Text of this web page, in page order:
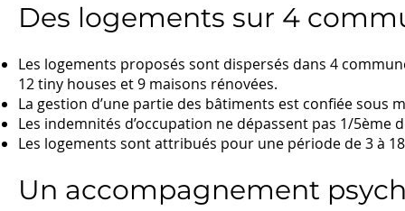
Des logements sur 4
Les logements proposés sont dispersés dans 4
12 tiny houses et 9 maisons rénovées.
La gestion d’une partie des bâtiments est confiée sous
Les indemnités d’occupation ne dépassent pas 1/5ème
Les logements sont attribués pour une période de 3 à
Un accompagnement